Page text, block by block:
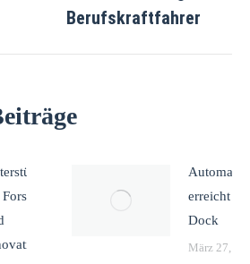
Beitrag:
Berufskraftfahrer
erreicht
Dock
März 27,